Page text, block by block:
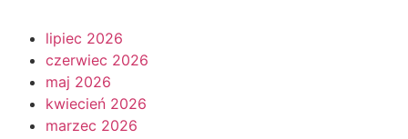
lipiec 2026
czerwiec 2026
maj 2026
kwiecień 2026
marzec 2026